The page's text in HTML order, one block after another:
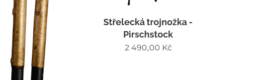
Střelecká trojnožka -
Pirschstock
2 490,00 Kč